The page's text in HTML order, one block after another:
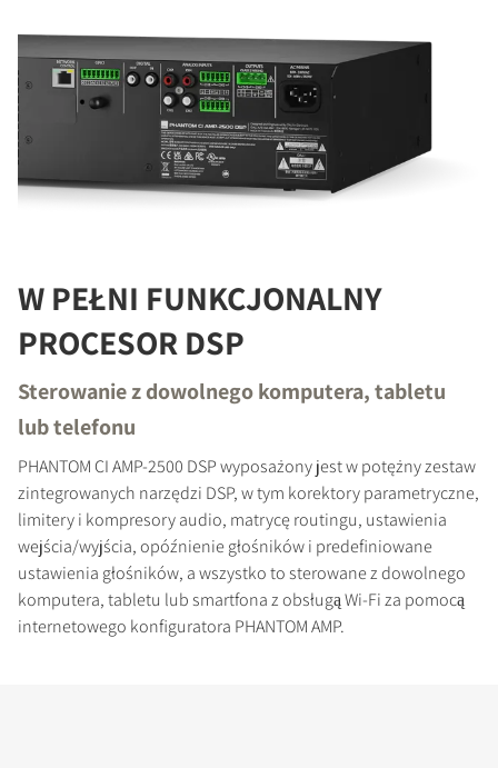
W PEŁNI FUNKCJONALNY
PROCESOR DSP
Sterowanie z dowolnego komputera, tabletu
lub telefonu
PHANTOM CI AMP-2500 DSP wyposażony jest w potężny zestaw
zintegrowanych narzędzi DSP, w tym korektory parametryczne,
limitery i kompresory audio, matrycę routingu, ustawienia
wejścia/wyjścia, opóźnienie głośników i predefiniowane
ustawienia głośników, a wszystko to sterowane z dowolnego
komputera, tabletu lub smartfona z obsługą Wi-Fi za pomocą
internetowego konfiguratora PHANTOM AMP.